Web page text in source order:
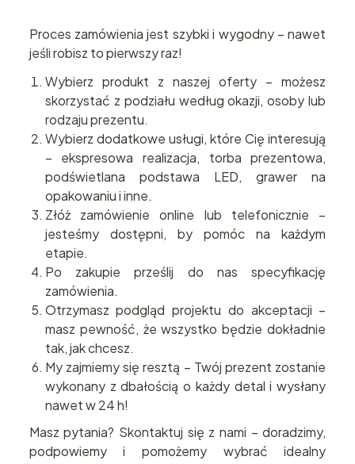
Proces zamówienia jest szybki i wygodny – nawet
jeśli robisz to pierwszy raz!
Wybierz produkt z naszej oferty – możesz
skorzystać z podziału według okazji, osoby lub
rodzaju prezentu.
Wybierz dodatkowe usługi, które Cię interesują
– ekspresowa realizacja, torba prezentowa,
podświetlana podstawa LED, grawer na
opakowaniu i inne.
Złóż zamówienie online lub telefonicznie –
jesteśmy dostępni, by pomóc na każdym
etapie.
Po zakupie prześlij do nas specyfikację
zamówienia.
Otrzymasz podgląd projektu do akceptacji –
masz pewność, że wszystko będzie dokładnie
tak, jak chcesz.
My zajmiemy się resztą – Twój prezent zostanie
wykonany z dbałością o każdy detal i wysłany
nawet w 24 h!
Masz pytania? Skontaktuj się z nami – doradzimy,
podpowiemy i pomożemy wybrać idealny